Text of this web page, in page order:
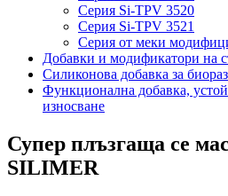
Серия Si-TPV 3520
Серия Si-TPV 3521
Серия от меки
Добавки и модификатори на
Силиконова добавка за
Функционална добавка,
износване
Супер плъзгаща се
SILIMER